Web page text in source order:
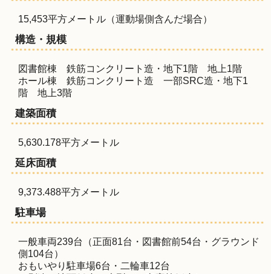
15,453平方メートル（運動場側含んだ場合）
構造・規模
図書館棟 鉄筋コンクリート造・地下1階 地上1階
ホール棟 鉄筋コンクリート造 一部SRC造・地下1
階 地上3階
建築面積
5,630.178平方メートル
延床面積
9,373.488平方メートル
駐車場
一般車両239台（正面81台・図書館前54台・グラウンド
側104台）
おもいやり駐車場6台・二輪車12台